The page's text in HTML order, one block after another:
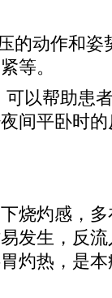
动作和姿
等。
以帮助患
间平卧时
灼感，多
发生，反
灼热，是